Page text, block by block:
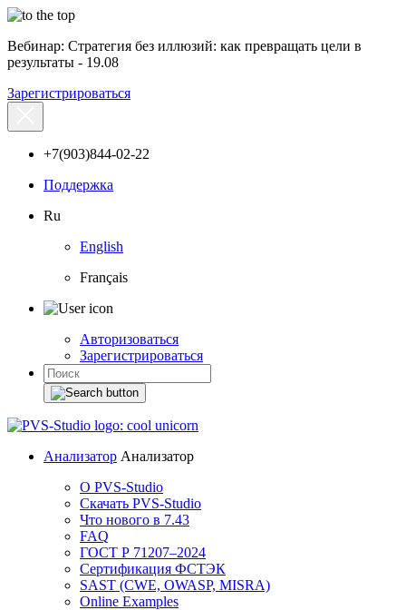
Вебинар: Стратегия без иллюзий: как превращать цели в
результаты - 19.08
Зарегистрироваться
+7(903)844-02-22
Поддержка
Ru
English
Français
Авторизоваться
Зарегистрироваться
Анализатор Анализатор
О PVS-Studio
Скачать PVS-Studio
Что нового в 7.43
FAQ
ГОСТ Р 71207–2024
Сертификация ФСТЭК
SAST (CWE, OWASP, MISRA)
Online Examples